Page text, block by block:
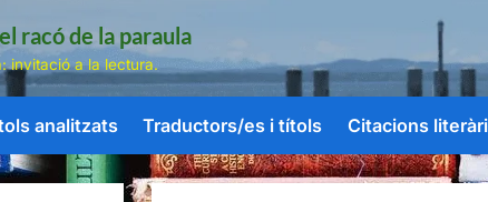
racó de la paraula
invitació a la lectura.
analitzats Traductors/es i títols Citacions